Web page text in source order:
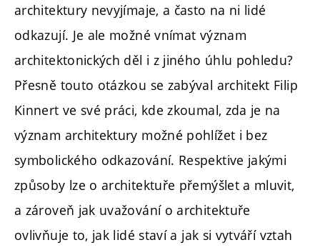
architektury nevyjímaje, a často na ni lidé
odkazují. Je ale možné vnímat význam
architektonických děl i z jiného úhlu pohledu?
Přesně touto otázkou se zabýval architekt Filip
Kinnert ve své práci, kde zkoumal, zda je na
význam architektury možné pohlížet i bez
symbolického odkazování. Respektive jakými
způsoby lze o architektuře přemýšlet a mluvit,
a zároveň jak uvažování o architektuře
ovlivňuje to, jak lidé staví a jak si vytváří vztah